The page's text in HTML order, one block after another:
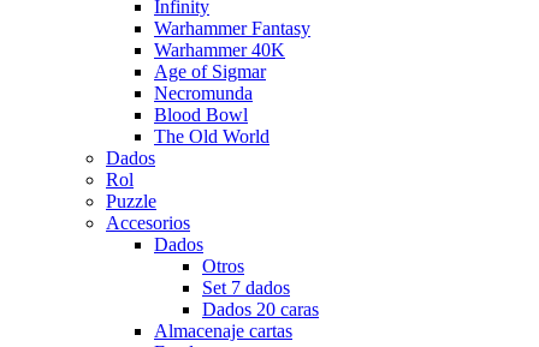
Infinity
Warhammer Fantasy
Warhammer 40K
Age of Sigmar
Necromunda
Blood Bowl
The Old World
Dados
Rol
Puzzle
Accesorios
Dados
Otros
Set 7 dados
Dados 20 caras
Almacenaje cartas